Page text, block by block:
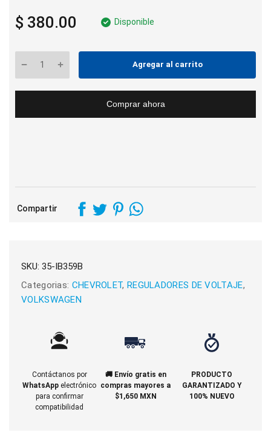
$ 380.00 Disponible
Agregar al carrito
Comprar ahora
Compartir
SKU: 35-IB359B
Categorias: CHEVROLET, REGULADORES DE VOLTAJE,
VOLKSWAGEN
Contáctanos por
WhatsApp electrónico
para confirmar
compatibilidad
🚚 Envío gratis en
compras mayores a
$1,650 MXN
PRODUCTO
GARANTIZADO Y
100% NUEVO